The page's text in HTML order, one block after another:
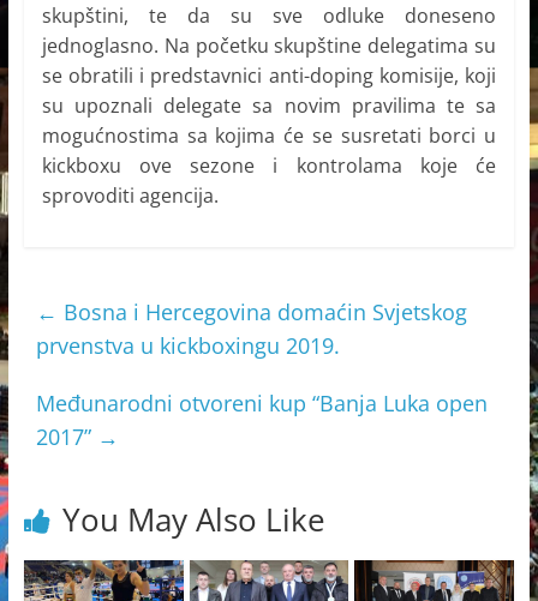
skupštini, te da su sve odluke doneseno
jednoglasno. Na početku skupštine delegatima su
se obratili i predstavnici anti-doping komisije, koji
su upoznali delegate sa novim pravilima te sa
mogućnostima sa kojima će se susretati borci u
kickboxu ove sezone i kontrolama koje će
sprovoditi agencija.
← Bosna i Hercegovina domaćin Svjetskog
prvenstva u kickboxingu 2019.
Međunarodni otvoreni kup “Banja Luka open
2017” →
You May Also Like